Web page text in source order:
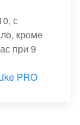
с
кроме
при 9
PRO